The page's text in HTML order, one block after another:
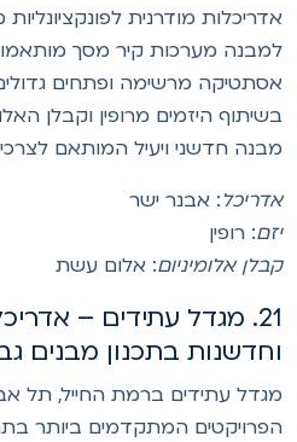
מודרנית
מערכות קיר מסך
מרשימה ופתחים גדולים
היזמים מרופין וקבלן
חדשני ויעיל המותאם לצרכי
: אבנר ישר
: רופין
אלומיניום: אלום עשת
21. מגדל עתידים –
בתכנון מבנים
עתידים ברמת החייל, תל
המתקדמים ביותר